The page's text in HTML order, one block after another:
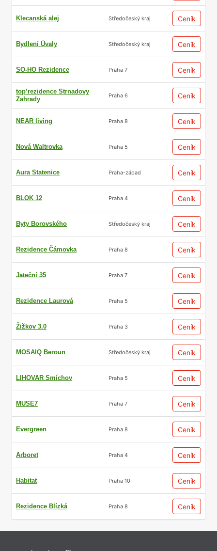
Klecanská alej Středočeský kraj Ceník
Bydlení Úvaly Středočeský kraj Ceník
SO-HO Rezidence Praha 7 Ceník
top’rezidence Strnadovy
Zahrady
Praha 6 Ceník
NEAR living Praha 8 Ceník
Nová Waltrovka Praha 5 Ceník
Aura Statenice Praha-západ Ceník
BLOK 12 Praha 4 Ceník
Byty Borovského Středočeský kraj Ceník
Rezidence Čámovka Praha 8 Ceník
Jateční 35 Praha 7 Ceník
Rezidence Laurová Praha 5 Ceník
Žižkov 3.0 Praha 3 Ceník
MOSAIQ Beroun Středočeský kraj Ceník
LIHOVAR Smíchov Praha 5 Ceník
MUSE7 Praha 7 Ceník
Evergreen Praha 8 Ceník
Arboret Praha 4 Ceník
Habitat Praha 10 Ceník
Rezidence Blízká Praha 8 Ceník